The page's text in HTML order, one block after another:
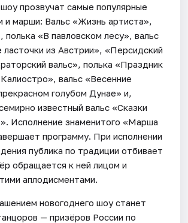
прозвучат самые популярные
и марши: Вальс «Жизнь артиста»,
«В павловском лесу», вальс
из Австрии», «Персидский
вальс», полька «Праздник
вальс «Весенние
голубом Дунае» и,
известный вальс «Сказки
Исполнение знаменитого «Марша
программу. При исполнении
публика по традиции отбивает
обращается к ней лицом и
аплодисментами.
новогоднего шоу станет
— призёров России по